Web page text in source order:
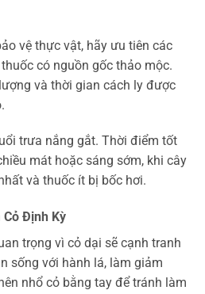
vệ thực vật, hãy ưu tiên các
có nguồn gốc thảo mộc.
và thời gian cách ly được
trưa nắng gắt. Thời điểm tốt
mát hoặc sáng sớm, khi cây
và thuốc ít bị bốc hơi.
Cỏ Định Kỳ
trọng vì cỏ dại sẽ cạnh tranh
sống với hành lá, làm giảm
nhổ cỏ bằng tay để tránh làm